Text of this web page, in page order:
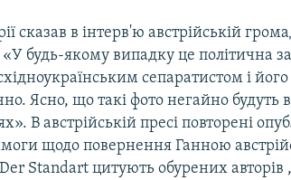
сказав в інтерв'ю австрійській
«У будь-якому випадку це політична
сепаратистом і
Ясно, що такі фото негайно будуть
В австрійській пресі повторені
щодо повернення Ганною
Der Standart цитують обурених авторів